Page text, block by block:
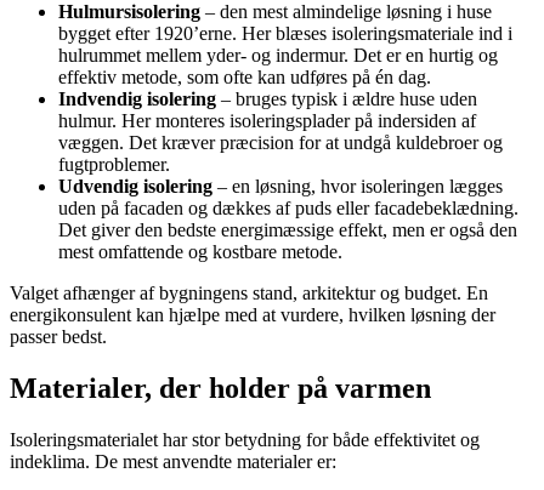
Hulmursisolering – den mest almindelige løsning i huse
bygget efter 1920’erne. Her blæses isoleringsmateriale ind i
hulrummet mellem yder- og indermur. Det er en hurtig og
effektiv metode, som ofte kan udføres på én dag.
Indvendig isolering – bruges typisk i ældre huse uden
hulmur. Her monteres isoleringsplader på indersiden af
væggen. Det kræver præcision for at undgå kuldebroer og
fugtproblemer.
Udvendig isolering – en løsning, hvor isoleringen lægges
uden på facaden og dækkes af puds eller facadebeklædning.
Det giver den bedste energimæssige effekt, men er også den
mest omfattende og kostbare metode.
Valget afhænger af bygningens stand, arkitektur og budget. En
energikonsulent kan hjælpe med at vurdere, hvilken løsning der
passer bedst.
Materialer, der holder på varmen
Isoleringsmaterialet har stor betydning for både effektivitet og
indeklima. De mest anvendte materialer er: